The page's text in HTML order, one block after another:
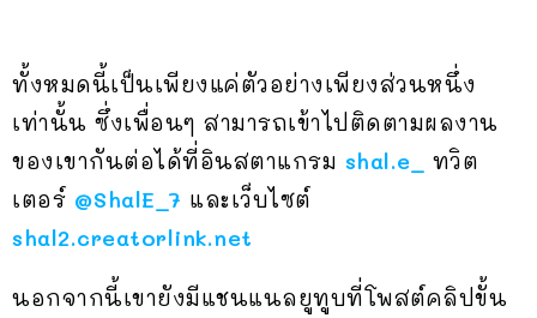
ทั้งหมดนี้เป็นเพียงแค่ตัวอย่างเพียงส่วนหนึ่ง
เท่านั้น ซึ่งเพื่อนๆ สามารถเข้าไปติดตามผลงาน
ของเขากันต่อได้ที่อินสตาแกรม shal.e_
ทวิต
เตอร์ @ShalE_7 และเว็บไซต์
shal2.creatorlink.net
นอกจากนี้เขายังมีแชนแนลยูทูบที่โพสต์คลิปขั้น